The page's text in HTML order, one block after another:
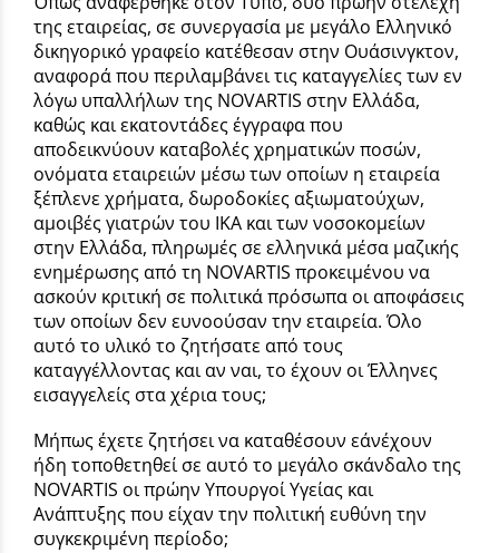
της εταιρείας, σε συνεργασία με μεγάλο Ελληνικό
δικηγορικό γραφείο κατέθεσαν στην Ουάσινγκτον,
αναφορά που περιλαμβάνει τις καταγγελίες των εν
λόγω υπαλλήλων της NOVARTIS στην Ελλάδα,
καθώς και εκατοντάδες έγγραφα που
αποδεικνύουν καταβολές χρηματικών ποσών,
ονόματα εταιρειών μέσω των οποίων η εταιρεία
ξέπλενε χρήματα, δωροδοκίες αξιωματούχων,
αμοιβές γιατρών του ΙΚΑ και των νοσοκομείων
στην Ελλάδα, πληρωμές σε ελληνικά μέσα μαζικής
ενημέρωσης από τη NOVARTIS προκειμένου να
ασκούν κριτική σε πολιτικά πρόσωπα οι αποφάσεις
των οποίων δεν ευνοούσαν την εταιρεία. Όλο
αυτό το υλικό το ζητήσατε από τους
καταγγέλλοντας και αν ναι, το έχουν οι Έλληνες
εισαγγελείς στα χέρια τους;
Μήπως έχετε ζητήσει να καταθέσουν εάνέχουν
ήδη τοποθετηθεί σε αυτό το μεγάλο σκάνδαλο της
NOVARTIS οι πρώην Υπουργοί Υγείας και
Ανάπτυξης που είχαν την πολιτική ευθύνη την
συγκεκριμένη περίοδο;